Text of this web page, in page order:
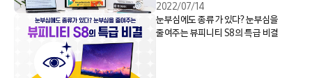
2022/07/14
눈부심에도 종류가 있다? 눈부심을
줄여주는 뷰피니티 S8의 특급 비결